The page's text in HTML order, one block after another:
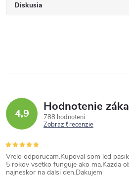
Diskusia
4,9 Hodnotenie
788 hodnotení
Zobraziť recenzie
Vrelo odporucam.Kupoval som led
5 rokov vsetko funguje ako ma.Kazda
najneskor na dalsi den.Dakujem